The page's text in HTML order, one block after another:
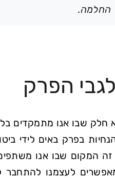
החלמה.
הפרק
חלק שבו אנו מתמקדים
בפרק באים לידי
המקום שבו אנו
לעצמנו